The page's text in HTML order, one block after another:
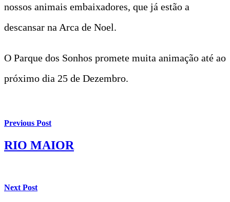
nossos animais embaixadores, que já estão a
descansar na Arca de Noel.
O Parque dos Sonhos promete muita animação até ao
próximo dia 25 de Dezembro.
Previous Post
RIO MAIOR
Next Post